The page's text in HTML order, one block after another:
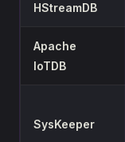
HStreamDB
Apache
IoTDB
SysKeeper